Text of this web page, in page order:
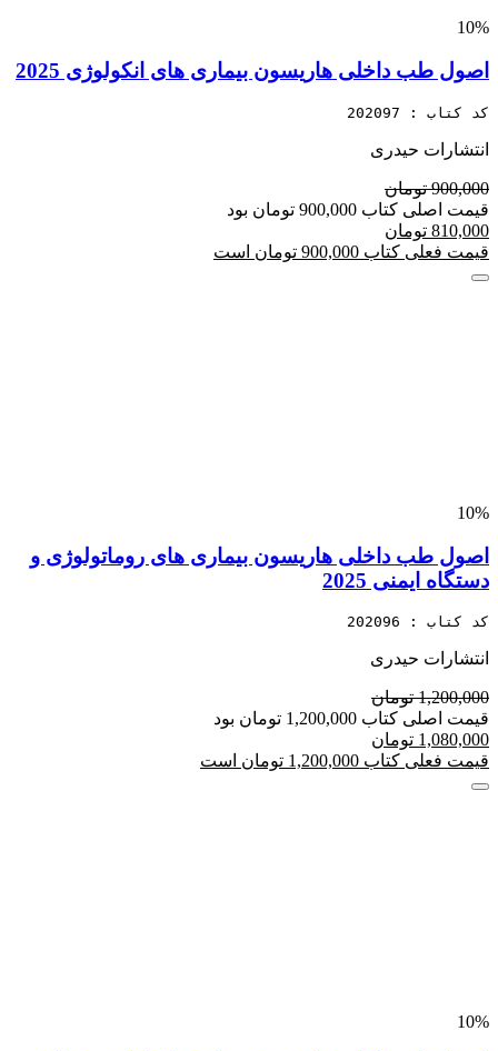
10%
اصول طب داخلی هاریسون بیماری های انکولوژی 2025
کد کتاب : 202097
انتشارات حیدری
900,000 تومان
قیمت اصلی کتاب 900,000 تومان بود
810,000 تومان
قیمت فعلی کتاب 900,000 تومان است
10%
اصول طب داخلی هاریسون بیماری های روماتولوژی و
دستگاه ایمنی 2025
کد کتاب : 202096
انتشارات حیدری
1,200,000 تومان
قیمت اصلی کتاب 1,200,000 تومان بود
1,080,000 تومان
قیمت فعلی کتاب 1,200,000 تومان است
10%